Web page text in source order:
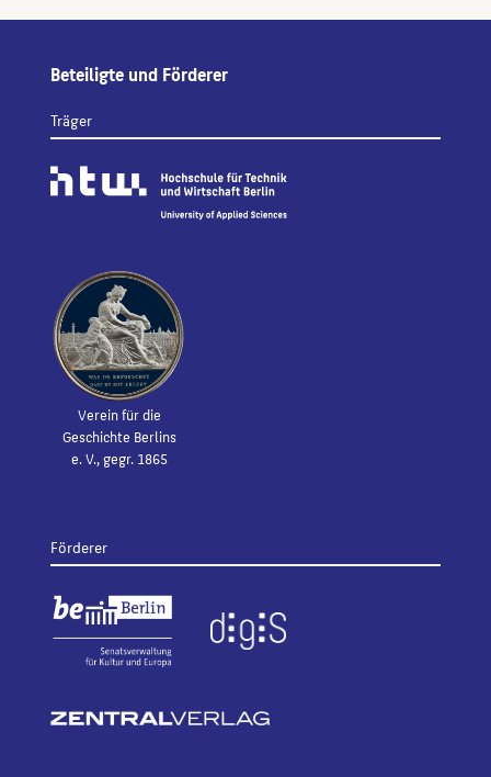
Beteiligte und Förderer
Träger
Verein für die
Geschichte Berlins
e. V., gegr. 1865
Förderer